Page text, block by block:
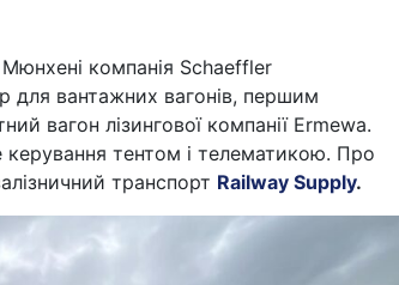
компанія Schaeffler
для вантажних вагонів, першим
вагон лізингової компанії Ermewa.
керування тентом і телематикою. Про
транспорт Railway Supply.